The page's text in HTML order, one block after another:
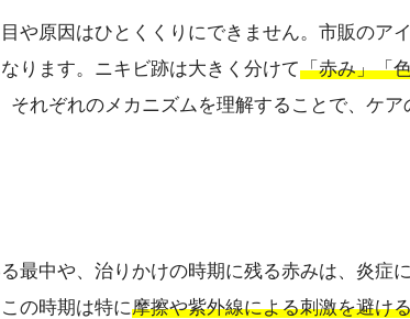
や原因はひとくくりにできません。市販のア
ります。ニキビ跡は大きく分けて「赤み」「
それぞれのメカニズムを理解することで、ケア
最中や、治りかけの時期に残る赤みは、炎
の時期は特に摩擦や紫外線による刺激を避け